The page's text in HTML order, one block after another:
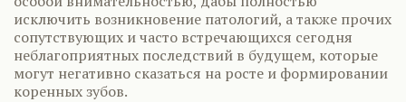
исключить возникновение патологий, а также прочих
сопутствующих и часто встречающихся сегодня
неблагоприятных последствий в будущем, которые
могут негативно сказаться на росте и формировании
коренных зубов.